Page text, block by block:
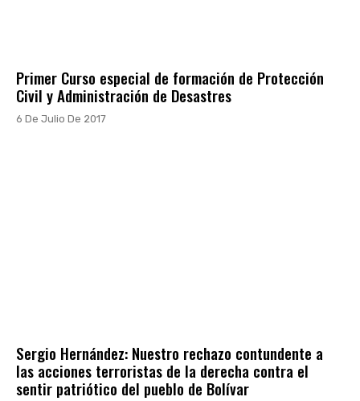
Primer Curso especial de formación de Protección
Civil y Administración de Desastres
6 De Julio De 2017
Sergio Hernández: Nuestro rechazo contundente a
las acciones terroristas de la derecha contra el
sentir patriótico del pueblo de Bolívar